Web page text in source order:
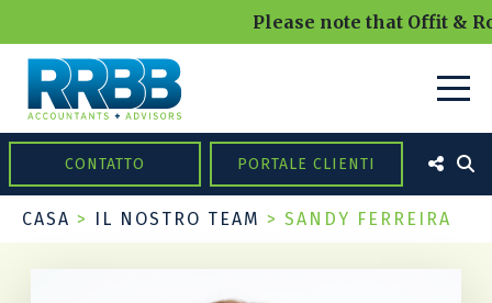
Please note that Offit &
CONTATTO PORTALE CLIENTI
CASA > IL NOSTRO TEAM > SANDY FERREIRA